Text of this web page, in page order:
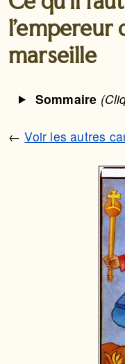
l'empereur
marseille
Sommaire
←Voir les autres